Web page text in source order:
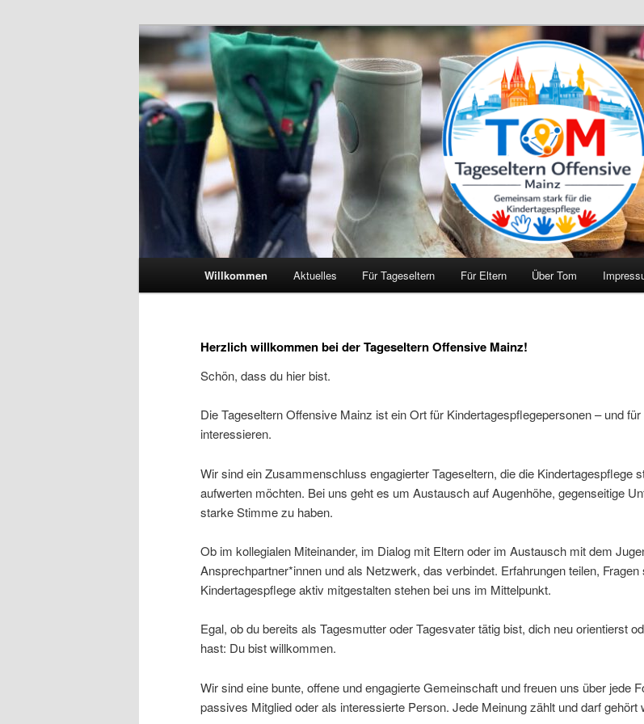
Willkommen Aktuelles Für Tageseltern Für Eltern Über Tom
Herzlich willkommen bei der Tageseltern Offensive Mainz!
Schön, dass du hier bist.
Die Tageseltern Offensive Mainz ist ein Ort für Kindertagespflegepersonen – und
interessieren.
Wir sind ein Zusammenschluss engagierter Tageseltern, die die Kindertagespflege
aufwerten möchten. Bei uns geht es um Austausch auf Augenhöhe, gegenseitige
starke Stimme zu haben.
Ob im kollegialen Miteinander, im Dialog mit Eltern oder im Austausch mit dem
Ansprechpartner*innen und als Netzwerk, das verbindet. Erfahrungen teilen,
Kindertagespflege aktiv mitgestalten stehen bei uns im Mittelpunkt.
Egal, ob du bereits als Tagesmutter oder Tagesvater tätig bist, dich neu orientierst
hast: Du bist willkommen.
Wir sind eine bunte, offene und engagierte Gemeinschaft und freuen uns über jede
passives Mitglied oder als interessierte Person. Jede Meinung zählt und darf gehört